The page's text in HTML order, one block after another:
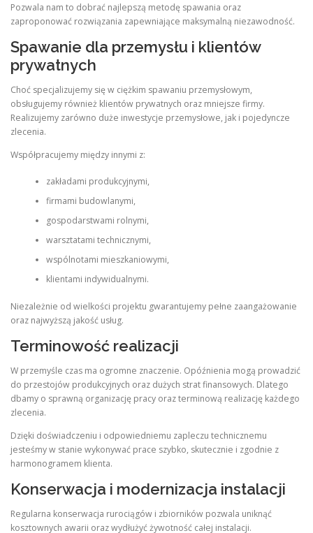
Pozwala nam to dobrać najlepszą metodę spawania oraz
zaproponować rozwiązania zapewniające maksymalną niezawodność.
Spawanie dla przemysłu i klientów
prywatnych
Choć specjalizujemy się w ciężkim spawaniu przemysłowym,
obsługujemy również klientów prywatnych oraz mniejsze firmy.
Realizujemy zarówno duże inwestycje przemysłowe, jak i pojedyncze
zlecenia.
Współpracujemy między innymi z:
zakładami produkcyjnymi,
firmami budowlanymi,
gospodarstwami rolnymi,
warsztatami technicznymi,
wspólnotami mieszkaniowymi,
klientami indywidualnymi.
Niezależnie od wielkości projektu gwarantujemy pełne zaangażowanie
oraz najwyższą jakość usług.
Terminowość realizacji
W przemyśle czas ma ogromne znaczenie. Opóźnienia mogą prowadzić
do przestojów produkcyjnych oraz dużych strat finansowych. Dlatego
dbamy o sprawną organizację pracy oraz terminową realizację każdego
zlecenia.
Dzięki doświadczeniu i odpowiedniemu zapleczu technicznemu
jesteśmy w stanie wykonywać prace szybko, skutecznie i zgodnie z
harmonogramem klienta.
Konserwacja i modernizacja instalacji
Regularna konserwacja rurociągów i zbiorników pozwala uniknąć
kosztownych awarii oraz wydłużyć żywotność całej instalacji.